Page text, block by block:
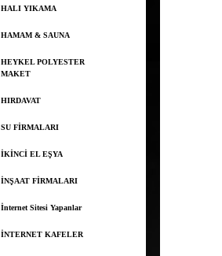
HALI YIKAMA
HAMAM & SAUNA
HEYKEL POLYESTER
MAKET
HIRDAVAT
SU FİRMALARI
İKİNCİ EL EŞYA
İNŞAAT FİRMALARI
İnternet Sitesi Yapanlar
İNTERNET KAFELER